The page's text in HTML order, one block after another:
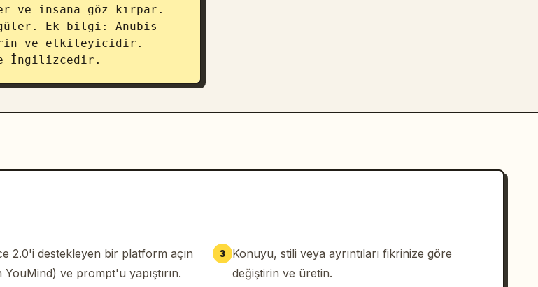
ve insana göz kırpar.
Ek bilgi: Anubis
ve etkileyicidir.
İngilizcedir.
2.0'i destekleyen bir platform açın
ve prompt'u yapıştırın.
3
Konuyu, stili veya ayrıntıları fikrinize göre
değiştirin ve üretin.